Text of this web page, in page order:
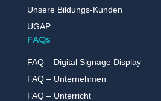
Unsere Bildungs-Kunden
UGAP
FAQs
FAQ – Digital Signage Display
FAQ – Unternehmen
FAQ – Unterricht